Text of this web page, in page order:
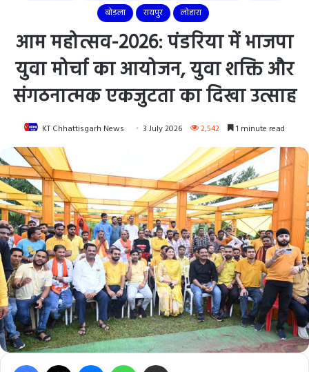
बोड़ला
रायपुर लोहारा
आम महोत्सव-2026: पंडरिया में भाजपा
युवा मोर्चा का आयोजन, युवा शक्ति और
संगठनात्मक एकजुटता का दिखा उत्साह
KT Chhattisgarh News 3 July 2026 2,542 1 minute read
Facebook Messenger WhatsApp